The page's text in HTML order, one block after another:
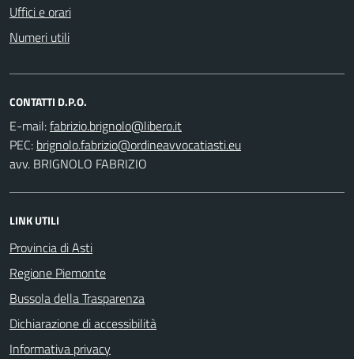
Uffici e orari
Numeri utili
CONTATTI D.P.O.
E-mail:
PEC:
avv. BRIGNOLO FABRIZIO
LINK UTILI
Provincia di Asti
Regione Piemonte
Bussola della Trasparenza
Dichiarazione di accessibilità
Informativa privacy